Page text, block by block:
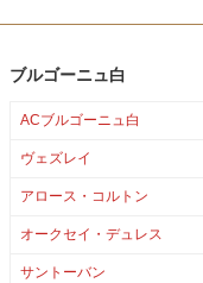
ブルゴーニュ白
ACブルゴーニュ白
ヴェズレイ
アロース・コルトン
オークセイ・デュレス
サントーバン